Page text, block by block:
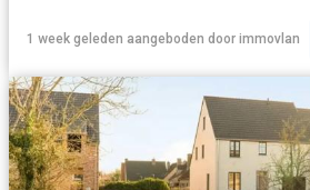
1 week geleden aangeboden door immovlan